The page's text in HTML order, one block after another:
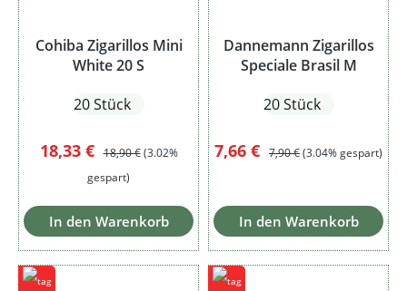
Cohiba Zigarillos Mini
White 20 S
20 Stück
Verkaufspreis:
18,33 € Regulärer Preis:
18,90 € (3.02%
gespart)
In den Warenkorb
Dannemann Zigarillos
Speciale Brasil M
20 Stück
Verkaufspreis:
7,66 € Regulärer Preis:
7,90 €(3.04% gespart)
In den Warenkorb